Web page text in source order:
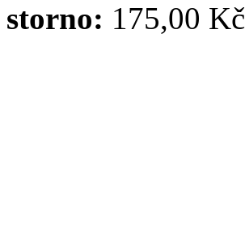
storno: 175,00 Kč